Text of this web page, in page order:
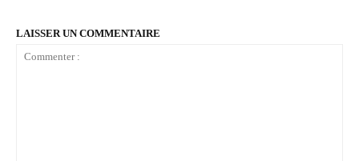
LAISSER UN COMMENTAIRE